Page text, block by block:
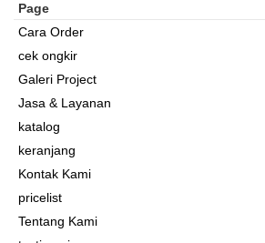
Page
Cara Order
cek ongkir
Galeri Project
Jasa & Layanan
katalog
keranjang
Kontak Kami
pricelist
Tentang Kami